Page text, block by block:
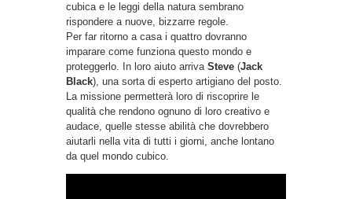
cubica e le leggi della natura sembrano
rispondere a nuove, bizzarre regole.
Per far ritorno a casa i quattro dovranno
imparare come funziona questo mondo e
proteggerlo. In loro aiuto arriva Steve (Jack
Black), una sorta di esperto artigiano del posto.
La missione permetterà loro di riscoprire le
qualità che rendono ognuno di loro creativo e
audace, quelle stesse abilità che dovrebbero
aiutarli nella vita di tutti i giorni, anche lontano
da quel mondo cubico.